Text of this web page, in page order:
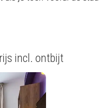
incl. ontbijt